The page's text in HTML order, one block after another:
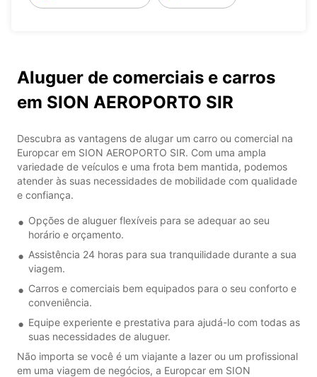
Aluguer de comerciais e carros
em SION AEROPORTO SIR
Descubra as vantagens de alugar um carro ou comercial na
Europcar em SION AEROPORTO SIR. Com uma ampla
variedade de veículos e uma frota bem mantida, podemos
atender às suas necessidades de mobilidade com qualidade
e confiança.
Opções de aluguer flexíveis para se adequar ao seu
horário e orçamento.
Assistência 24 horas para sua tranquilidade durante a sua
viagem.
Carros e comerciais bem equipados para o seu conforto e
conveniência.
Equipe experiente e prestativa para ajudá-lo com todas as
suas necessidades de aluguer.
Não importa se você é um viajante a lazer ou um profissional
em uma viagem de negócios, a Europcar em SION